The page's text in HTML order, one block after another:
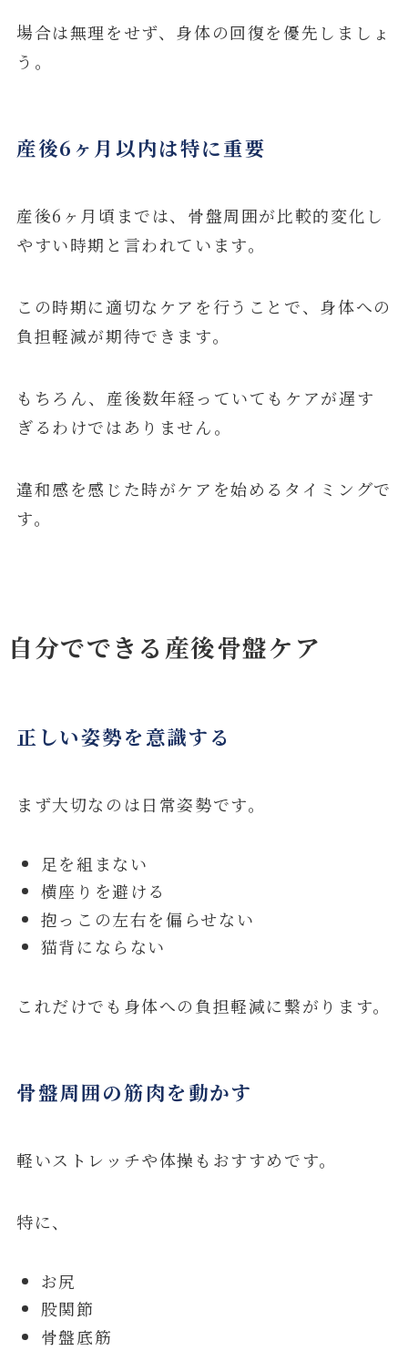
場合は無理をせず、身体の回復を優先しましょ
う。
産後6ヶ月以内は特に重要
産後6ヶ月頃までは、骨盤周囲が比較的変化し
やすい時期と言われています。
この時期に適切なケアを行うことで、身体への
負担軽減が期待できます。
もちろん、産後数年経っていてもケアが遅す
ぎるわけではありません。
違和感を感じた時がケアを始めるタイミングで
す。
自分でできる産後骨盤ケア
正しい姿勢を意識する
まず大切なのは日常姿勢です。
足を組まない
横座りを避ける
抱っこの左右を偏らせない
猫背にならない
これだけでも身体への負担軽減に繋がります。
骨盤周囲の筋肉を動かす
軽いストレッチや体操もおすすめです。
特に、
お尻
股関節
骨盤底筋